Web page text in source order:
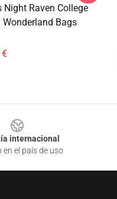
Night Raven College
Bags
€
internacional
en el país de uso